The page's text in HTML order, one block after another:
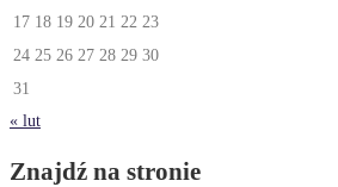
17 18 19 20 21 22 23
24 25 26 27 28 29 30
31
« lut
Znajdź na stronie